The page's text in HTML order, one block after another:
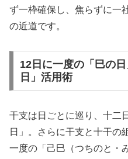
ず一枠確保し、焦らずに一
の近道です。
12日に一度の「巳の
日」活用術
干支は日ごとに巡り、十二
日」。さらに干支と十干の
一度の「己巳（つちのと・